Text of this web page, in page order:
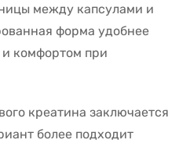
между капсулами и
форма удобнее
комфортом при
креатина заключается
более подходит